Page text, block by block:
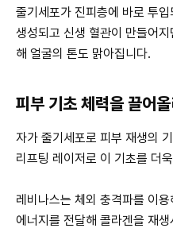
줄기세포가 진피층에 바로 투
생성되고 신생 혈관이 만들어
해 얼굴의 톤도 맑아집니다.
피부 기초 체력을 끌어
자가 줄기세포로 피부 재생의
리프팅 레이저로 이 기초를 더
레비나스는 체외 충격파를 이
에너지를 전달해 콜라겐을 재